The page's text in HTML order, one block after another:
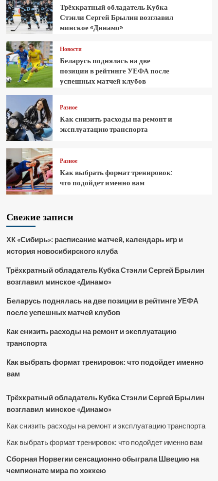
Трёхкратный обладатель Кубка
Стэнли Сергей Брылин возглавил
минское «Динамо»
Новости
Беларусь поднялась на две
позиции в рейтинге УЕФА после
успешных матчей клубов
Разное
Как снизить расходы на ремонт и
эксплуатацию транспорта
Разное
Как выбрать формат тренировок:
что подойдет именно вам
Свежие записи
ХК «Сибирь»: расписание матчей, календарь игр и
история новосибирского клуба
Трёхкратный обладатель Кубка Стэнли Сергей Брылин
возглавил минское «Динамо»
Беларусь поднялась на две позиции в рейтинге УЕФА
после успешных матчей клубов
Как снизить расходы на ремонт и эксплуатацию
транспорта
Как выбрать формат тренировок: что подойдет именно
вам
Трёхкратный обладатель Кубка Стэнли Сергей Брылин
возглавил минское «Динамо»
Как снизить расходы на ремонт и эксплуатацию транспорта
Как выбрать формат тренировок: что подойдет именно вам
Сборная Норвегии сенсационно обыграла Швецию на
чемпионате мира по хоккею